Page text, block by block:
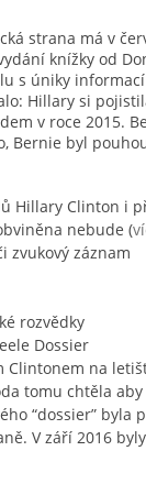
strana má v
knížky od
s úniky
Hillary si
v roce 2015.
Bernie byl
Hillary Clinton i
nebude (
zvukový záznam
rozvědky
Dossier
Clintonem na
tomu chtěla aby
“dossier” byla
V září 2016